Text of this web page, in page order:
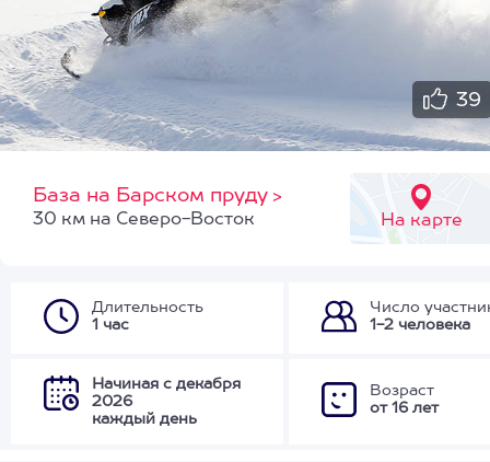
39
База на Барском пруду >
На карте
30 км на Северо-Восток
Длительность
1 час
Число
1-2 человека
Начиная с декабря
2026
каждый день
Возраст
от 16 лет